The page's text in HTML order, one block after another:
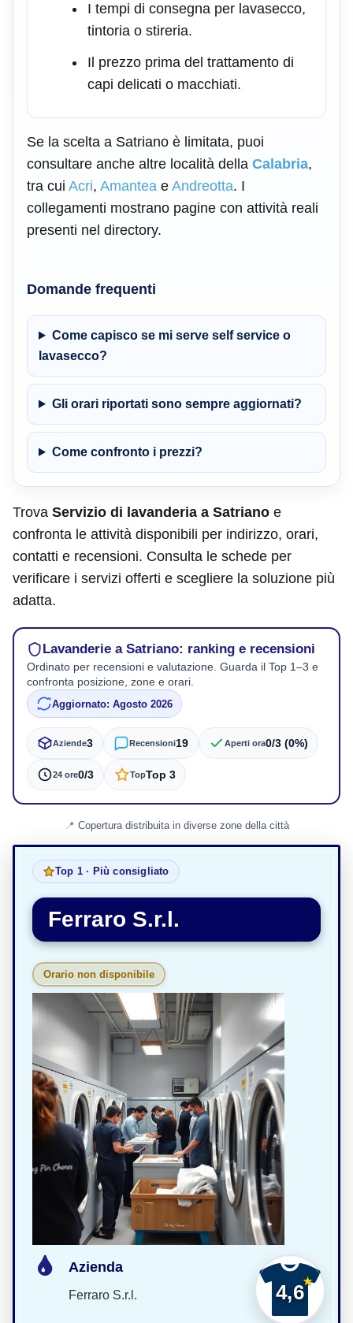
I tempi di consegna per lavasecco,
tintoria o stireria.
Il prezzo prima del trattamento di
capi delicati o macchiati.
Se la scelta a Satriano è limitata, puoi
consultare anche altre località della Calabria,
tra cui Acri, Amantea e Andreotta. I
collegamenti mostrano pagine con attività reali
presenti nel directory.
Domande frequenti
Come capisco se mi serve self service o
lavasecco?
Gli orari riportati sono sempre aggiornati?
Come confronto i prezzi?
Trova Servizio di lavanderia a Satriano e
confronta le attività disponibili per indirizzo, orari,
contatti e recensioni. Consulta le schede per
verificare i servizi offerti e scegliere la soluzione più
adatta.
Lavanderie a Satriano: ranking e recensioni
Ordinato per recensioni e valutazione. Guarda il Top 1–3 e
confronta posizione, zone e orari.
Aggiornato: Agosto 2026
Aziende3 Recensioni19 Aperti ora0/3 (0%)
24 ore0/3 TopTop 3
Copertura distribuita in diverse zone della città
Top 1 · Più consigliato
Ferraro S.r.l.
Orario non disponibile
4,6
Azienda
Ferraro S.r.l.